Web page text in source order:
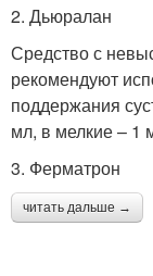
2. Дьюралан
Средство с
рекомендуют
поддержания
мл, в мелкие – 1
3. Ферматрон
читать дальше →